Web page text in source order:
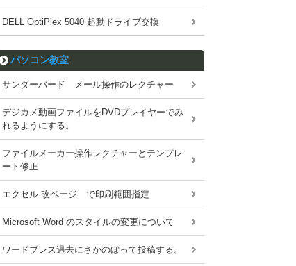
DELL OptiPlex 5040 起動ドライブ交換
パソコン教室
サンダーバード メール操作のレクチャー
デジカメ動画ファイルをDVDプレイヤーでみ
れるようにする。
ファイルメーカー操作レクチャーとテンプレ
ート修正
エクセル 改ページ で印刷範囲指定
Microsoft Word のスタイルの変更について
ワードブレス過去にさかのぼって投稿する。